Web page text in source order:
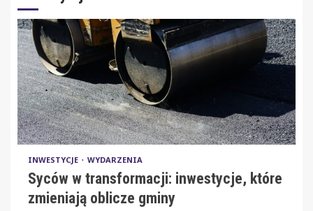
INWESTYCJE WYDARZENIA
Syców w transformacji: inwestycje, które
zmieniają oblicze gminy